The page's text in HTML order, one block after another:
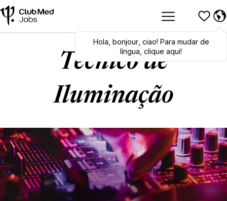
Hola,bonjour,ciao! To switch
languages, click here!
Hola bonjour, ciao! Para mudar de
língua, clique aqui!
Técnico de
Iluminação